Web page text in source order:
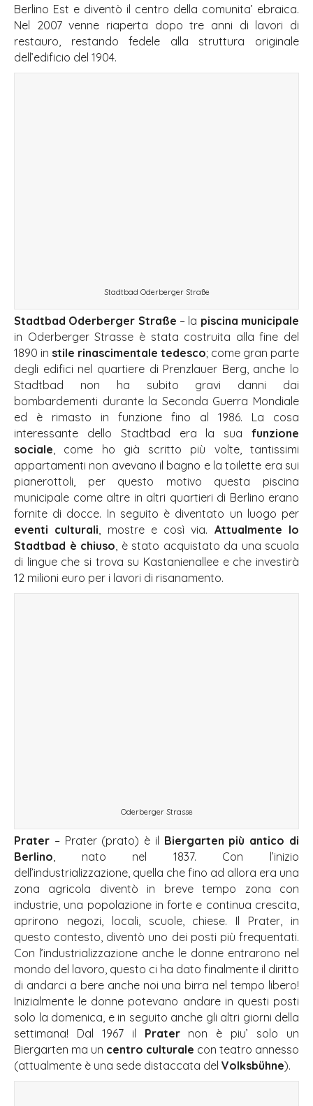
Berlino Est e diventò il centro della comunita’ ebraica.
Nel 2007 venne riaperta dopo tre anni di lavori di
restauro, restando fedele alla struttura originale
dell’edificio del 1904.
Stadtbad Oderberger Straße
Stadtbad Oderberger Straße – la piscina municipale
in Oderberger Strasse è stata costruita alla fine del
1890 in stile rinascimentale tedesco; come gran parte
degli edifici nel quartiere di Prenzlauer Berg, anche lo
Stadtbad non ha subito gravi danni dai
bombardementi durante la Seconda Guerra Mondiale
ed è rimasto in funzione fino al 1986. La cosa
interessante dello Stadtbad era la sua funzione
sociale , come ho già scritto più volte, tantissimi
appartamenti non avevano il bagno e la toilette era sui
pianerottoli, per questo motivo questa piscina
municipale come altre in altri quartieri di Berlino erano
fornite di docce. In seguito è diventato un luogo per
eventi culturali , mostre e così via. Attualmente lo
Stadtbad è chiuso , è stato acquistato da una scuola
di lingue che si trova su Kastanienallee e che investirà
12 milioni euro per i lavori di risanamento.
Oderberger Strasse
Prater – Prater (prato) è il Biergarten più antico di
Berlino, nato nel 1837. Con l’inizio
dell’industrializzazione, quella che fino ad allora era una
zona agricola diventò in breve tempo zona con
industrie, una popolazione in forte e continua crescita,
aprirono negozi, locali, scuole, chiese. Il Prater, in
questo contesto, diventò uno dei posti più frequentati.
Con l’industrializzazione anche le donne entrarono nel
mondo del lavoro, questo ci ha dato finalmente il diritto
di andarci a bere anche noi una birra nel tempo libero!
Inizialmente le donne potevano andare in questi posti
solo la domenica, e in seguito anche gli altri giorni della
settimana! Dal 1967 il Praternon è piu’ solo un
Biergarten ma un centro culturale con teatro annesso
(attualmente è una sede distaccata del Volksbühne).